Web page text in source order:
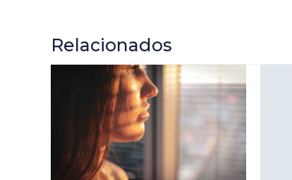
Relacionados